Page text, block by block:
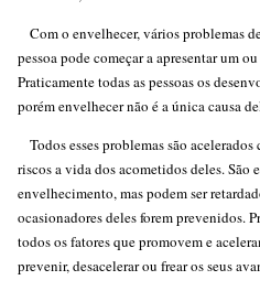
Com o envelhecer, vários problemas
pessoa pode começar a apresentar um
Praticamente todas as pessoas os
porém envelhecer não é a única causa
Todos esses problemas são
riscos a vida dos acometidos deles. São
envelhecimento, mas podem ser
ocasionadores deles forem prevenidos.
todos os fatores que promovem e
prevenir, desacelerar ou frear os seus